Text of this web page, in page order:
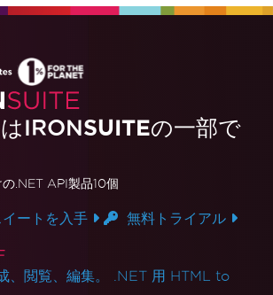
IRONSUITEの一部で
の.NET API製品10個
ートを入手 無料トライアル
、閲覧、編集。 .NET 用 HTML to